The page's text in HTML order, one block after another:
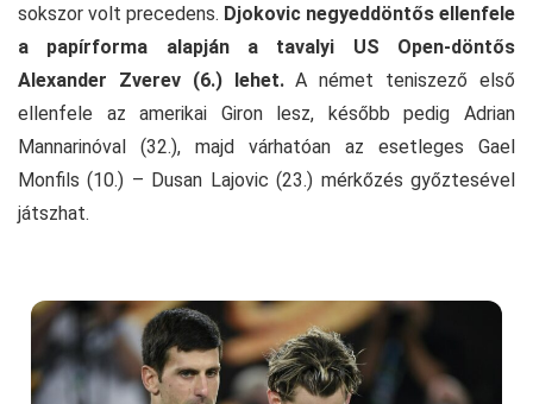
sokszor volt precedens. Djokovic negyeddöntős ellenfele
a papírforma alapján a tavalyi US Open-döntős
Alexander Zverev (6.) lehet.A német teniszező első
ellenfele az amerikai Giron lesz, később pedig Adrian
Mannarinóval (32.), majd várhatóan az esetleges Gael
Monfils (10.) – Dusan Lajovic (23.) mérkőzés győztesével
játszhat.